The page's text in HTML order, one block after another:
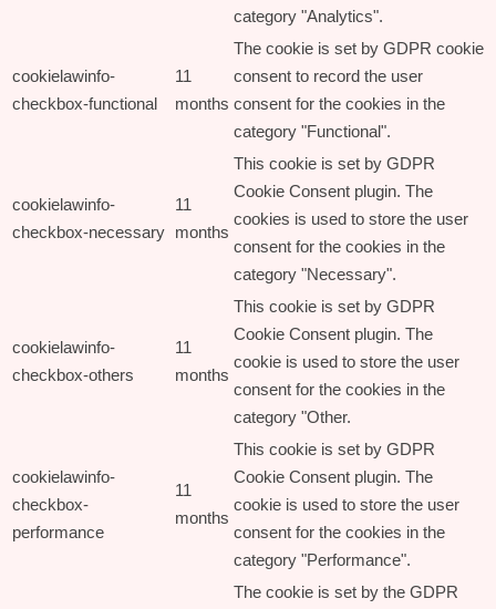
category "Analytics".
cookielawinfo-
checkbox-functional
11
months
The cookie is set by GDPR cookie
consent to record the user
consent for the cookies in the
category "Functional".
cookielawinfo-
checkbox-necessary
11
months
This cookie is set by GDPR
Cookie Consent plugin. The
cookies is used to store the user
consent for the cookies in the
category "Necessary".
cookielawinfo-
checkbox-others
11
months
This cookie is set by GDPR
Cookie Consent plugin. The
cookie is used to store the user
consent for the cookies in the
category "Other.
cookielawinfo-
checkbox-
performance
11
months
This cookie is set by GDPR
Cookie Consent plugin. The
cookie is used to store the user
consent for the cookies in the
category "Performance".
The cookie is set by the GDPR